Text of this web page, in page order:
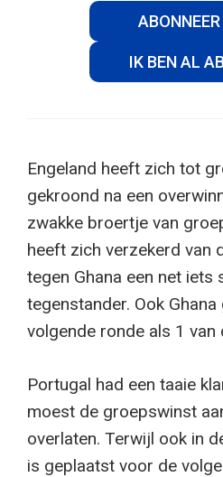
IK BEN AL
Engeland heeft zich tot
gekroond na een
zwakke broertje van
heeft zich verzekerd van
tegen Ghana een net iets
tegenstander. Ook
volgende ronde als 1 van
Portugal had een taaie
moest de groepswinst
overlaten. Terwijl ook in
is geplaatst voor de